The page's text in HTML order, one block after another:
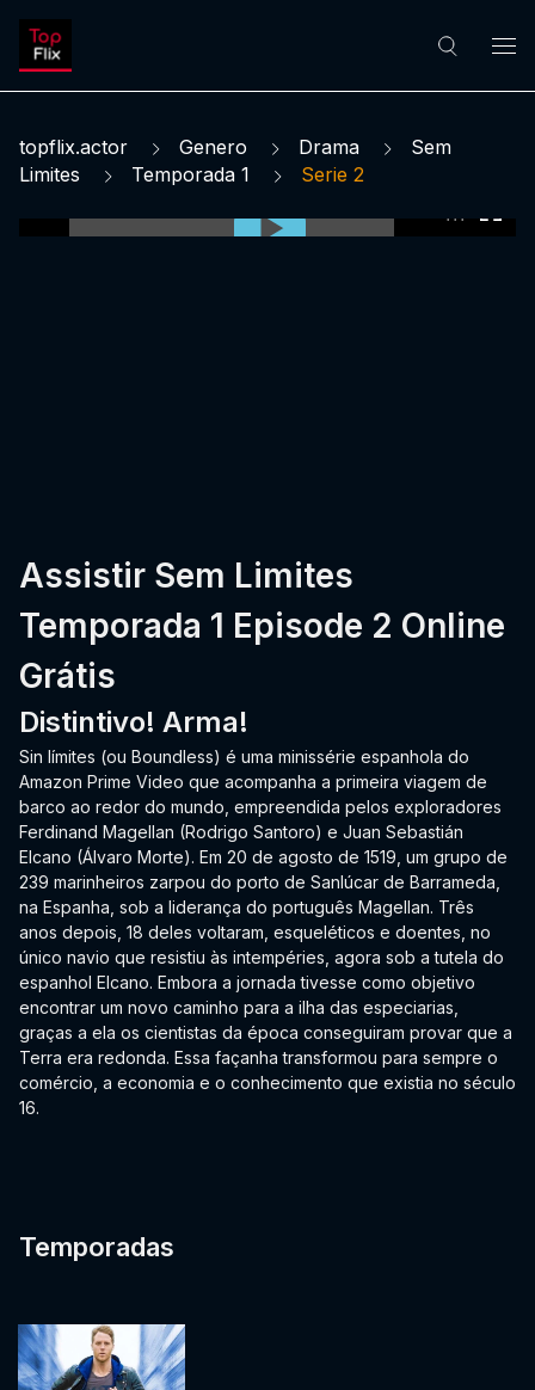
topflix.actor Genero Drama
Sem
Limites
Temporada 1 Serie 2
Assistir Sem Limites
Temporada 1 Episode 2 Online
Grátis
Distintivo! Arma!
Sin límites (ou Boundless) é uma minissérie espanhola do
Amazon Prime Video que acompanha a primeira viagem de
barco ao redor do mundo, empreendida pelos exploradores
Ferdinand Magellan (Rodrigo Santoro) e Juan Sebastián
Elcano (Álvaro Morte). Em 20 de agosto de 1519, um grupo de
239 marinheiros zarpou do porto de Sanlúcar de Barrameda,
na Espanha, sob a liderança do português Magellan. Três
anos depois, 18 deles voltaram, esqueléticos e doentes, no
único navio que resistiu às intempéries, agora sob a tutela do
espanhol Elcano. Embora a jornada tivesse como objetivo
encontrar um novo caminho para a ilha das especiarias,
graças a ela os cientistas da época conseguiram provar que a
Terra era redonda. Essa façanha transformou para sempre o
comércio, a economia e o conhecimento que existia no século
16.
Temporadas